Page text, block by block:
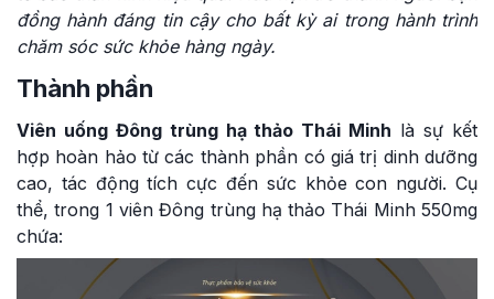
đồng hành đáng tin cậy cho bất kỳ ai trong hành trình
chăm sóc sức khỏe hàng ngày.
Thành phần
Viên uống Đông trùng hạ thảo Thái Minh là sự kết
hợp hoàn hảo từ các thành phần có giá trị dinh dưỡng
cao, tác động tích cực đến sức khỏe con người. Cụ
thể, trong 1 viên Đông trùng hạ thảo Thái Minh 550mg
chứa: